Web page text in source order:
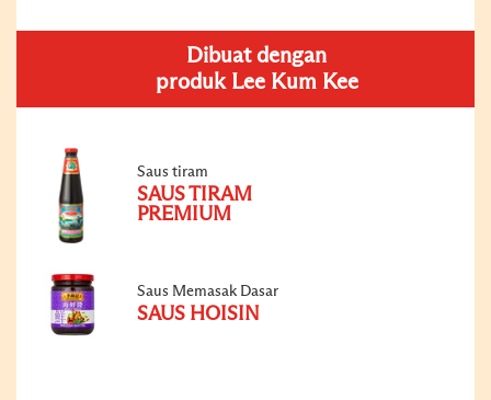
Dibuat dengan
produk Lee Kum Kee
Saus tiram
SAUS TIRAM
PREMIUM
Saus Memasak Dasar
SAUS HOISIN